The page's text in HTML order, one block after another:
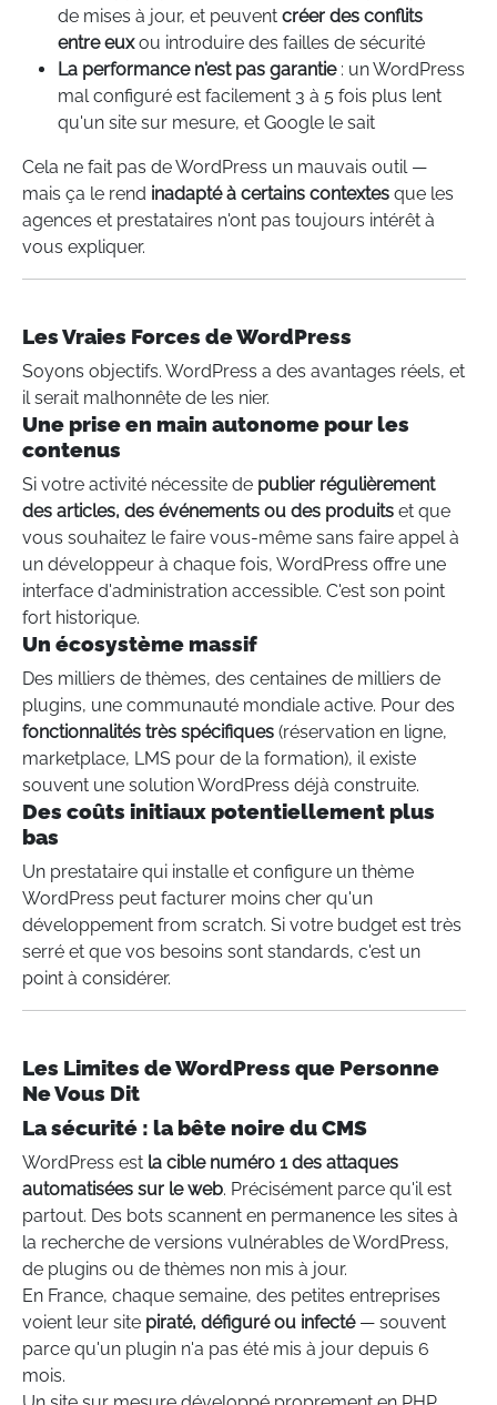
de mises à jour, et peuvent créer des conflits
entre euxou introduire des failles de sécurité
La performance n'est pas garantie: un WordPress
mal configuré est facilement 3 à 5 fois plus lent
qu'un site sur mesure, et Google le sait
Cela ne fait pas de WordPress un mauvais outil —
mais ça le rend inadapté à certains contextes que les
agences et prestataires n'ont pas toujours intérêt à
vous expliquer.
Les Vraies Forces de WordPress
Soyons objectifs. WordPress a des avantages réels, et
il serait malhonnête de les nier.
Une prise en main autonome pour les
contenus
Si votre activité nécessite de publier régulièrement
des articles, des événements ou des produits et que
vous souhaitez le faire vous-même sans faire appel à
un développeur à chaque fois, WordPress offre une
interface d'administration accessible. C'est son point
fort historique.
Un écosystème massif
Des milliers de thèmes, des centaines de milliers de
plugins, une communauté mondiale active. Pour des
fonctionnalités très spécifiques (réservation en ligne,
marketplace, LMS pour de la formation), il existe
souvent une solution WordPress déjà construite.
Des coûts initiaux potentiellement plus
bas
Un prestataire qui installe et configure un thème
WordPress peut facturer moins cher qu'un
développement from scratch. Si votre budget est très
serré et que vos besoins sont standards, c'est un
point à considérer.
Les Limites de WordPress que Personne
Ne Vous Dit
La sécurité : la bête noire du CMS
WordPress est la cible numéro 1 des attaques
automatisées sur le web. Précisément parce qu'il est
partout. Des bots scannent en permanence les sites à
la recherche de versions vulnérables de WordPress,
de plugins ou de thèmes non mis à jour.
En France, chaque semaine, des petites entreprises
voient leur site piraté, défiguré ou infecté— souvent
parce qu'un plugin n'a pas été mis à jour depuis 6
mois.